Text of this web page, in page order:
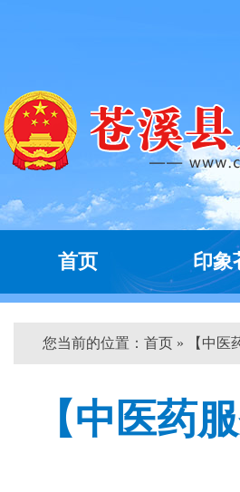
首页 印象
您当前的位置： 首页 » 【中医
【中医药